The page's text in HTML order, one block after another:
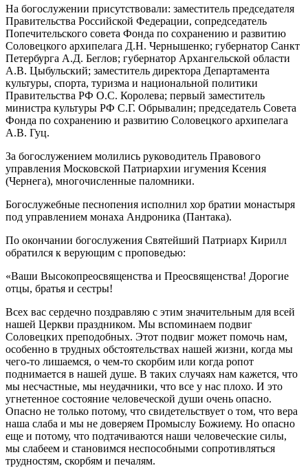
На богослужении присутствовали: заместитель председателя
Правительства Российской Федерации, сопредседатель
Попечительского совета Фонда по сохранению и развитию
Соловецкого архипелага Д.Н. Чернышенко; губернатор Санкт
Петербурга А.Д. Беглов; губернатор Архангельской области
А.В. Цыбульский; заместитель директора Департамента
культуры, спорта, туризма и национальной политики
Правительства РФ О.С. Королева; первый заместитель
министра культуры РФ С.Г. Обрывалин; председатель Совета
Фонда по сохранению и развитию Соловецкого архипелага
А.В. Гуц.
За богослужением молились руководитель Правового
управления Московской Патриархии игумения Ксения
(Чернега), многочисленные паломники.
Богослужебные песнопения исполнил хор братии монастыря
под управлением монаха Андроника (Пантака).
По окончании богослужения Святейший Патриарх Кирилл
обратился к верующим с проповедью:
«Ваши Высокопреосвященства и Преосвященства! Дорогие
отцы, братья и сестры!
Всех вас сердечно поздравляю с этим значительным для всей
нашей Церкви праздником. Мы вспоминаем подвиг
Соловецких преподобных. Этот подвиг может помочь нам,
особенно в трудных обстоятельствах нашей жизни, когда мы
чего-то лишаемся, о чем-то скорбим или когда ропот
поднимается в нашей душе. В таких случаях нам кажется, что
мы несчастные, мы неудачники, что все у нас плохо. И это
угнетенное состояние человеческой души очень опасно.
Опасно не только потому, что свидетельствует о том, что вера
наша слаба и мы не доверяем Промыслу Божиему. Но опасно
еще и потому, что подтачиваются наши человеческие силы,
мы слабеем и становимся неспособными сопротивляться
трудностям, скорбям и печалям.